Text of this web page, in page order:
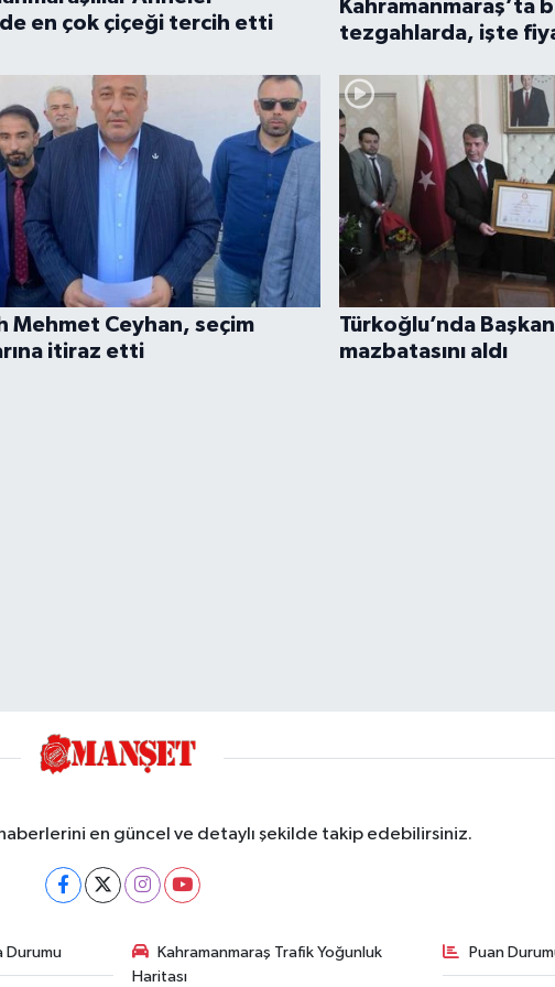
en çok çiçeği tercih etti
Kahramanmaraş’ta
tezgahlarda, işte
Mehmet Ceyhan, seçim
itiraz etti
Türkoğlu’nda
mazbatasını aldı
en güncel ve detaylı şekilde takip edebilirsiniz.
Durumu
Kahramanmaraş Trafik Yoğunluk
Haritası
Puan